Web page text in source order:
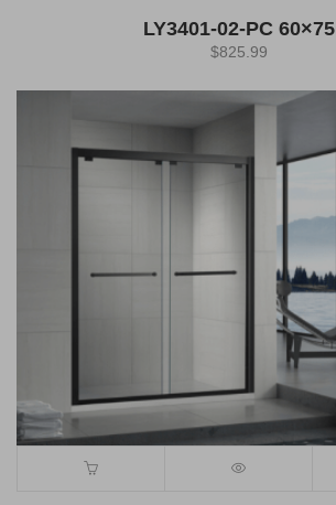
LY3401-02-PC 60×75
$825.99